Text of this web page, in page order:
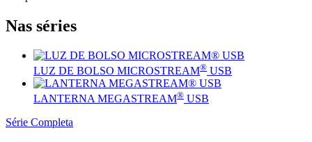
Nas séries
LUZ DE BOLSO MICROSTREAM® USB
LANTERNA MEGASTREAM® USB
Série Completa